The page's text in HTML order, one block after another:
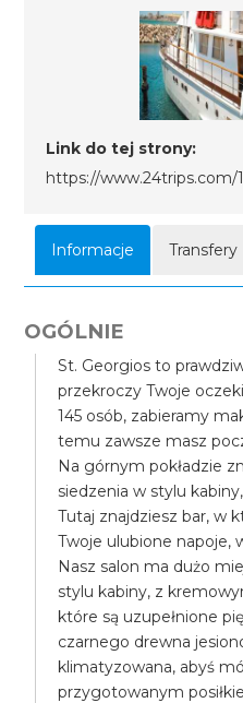
Link do tej strony:
https://www.24trips.com/
Informacje Transfery
OGÓLNIE
St. Georgios to
przekroczy Twoje
145 osób, zabieramy
temu zawsze masz
Na górnym pokładzie
siedzenia w stylu
Tutaj znajdziesz bar, w
Twoje ulubione napoje,
Nasz salon ma dużo
stylu kabiny, z
które są uzupełnione
czarnego drewna
klimatyzowana, abyś
przygotowanym